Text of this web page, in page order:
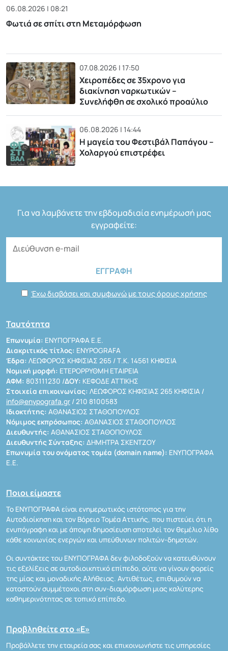
06.08.2026 | 08:21
Φωτιά σε σπίτι στη Μεταμόρφωση
07.08.2026 | 17:50
Χειροπέδες σε 35χρονο για
διακίνηση ναρκωτικών –
Συνελήφθη σε σχολικό προαύλιο
06.08.2026 | 14:44
Η μαγεία του Φεστιβάλ Παπάγου –
Χολαργού επιστρέφει
Για να λαμβάνετε την εβδομαδιαία ενημέρωσή μας
εγγραφείτε:
Έχω διαβάσει και συμφωνώ με τους όρους χρήσης
Ταυτότητα
Επωνυμία: ΕΝΥΠΟΓΡΑΦΑ Ε.Ε.
Διακριτικός τίτλος: ENYPOGRAFA
Έδρα: ΛΕΩΦΟΡΟΣ ΚΗΦΙΣΙΑΣ 265 / Τ.Κ. 14561 ΚΗΦΙΣΙΑ
Νομική μορφή: ΕΤΕΡΟΡΡΥΘΜΗ ΕΤΑΙΡΕΙΑ
ΑΦΜ: 803111230 /ΔΟΥ: ΚΕΦΟΔΕ ΑΤΤΙΚΗΣ
Στοιχεία επικοινωνίας: ΛΕΩΦΟΡΟΣ ΚΗΦΙΣΙΑΣ 265 ΚΗΦΙΣΙΑ /
info@enypografa.gr / 210 8100583
Ιδιοκτήτης: ΑΘΑΝΑΣΙΟΣ ΣΤΑΘΟΠΟΥΛΟΣ
Νόμιμος εκπρόσωπος: ΑΘΑΝΑΣΙΟΣ ΣΤΑΘΟΠΟΥΛΟΣ
Διευθυντής: ΑΘΑΝΑΣΙΟΣ ΣΤΑΘΟΠΟΥΛΟΣ
Διευθυντής Σύνταξης: ΔΗΜΗΤΡΑ ΣΚΕΝΤΖΟΥ
Επωνυμία του ονόματος τομέα (domain name): ΕΝΥΠΟΓΡΑΦΑ
Ε.Ε.
Ποιοι είμαστε
Το ΕΝΥΠΟΓΡΑΦΑ είναι ενημερωτικός ιστότοπος για την
Αυτοδιοίκηση και τον Βόρειο Τομέα Αττικής, που πιστεύει ότι η
ενυπόγραφη και με άποψη δημοσίευση αποτελεί τον θεμέλιο λίθο
κάθε κοινωνίας ενεργών και υπεύθυνων πολιτών-δημοτών.
Οι συντάκτες του ΕΝΥΠΟΓΡΑΦΑ δεν φιλοδοξούν να κατευθύνουν
τις εξελίξεις σε αυτοδιοικητικό επίπεδο, ούτε να γίνουν φορείς
της μίας και μοναδικής Αλήθειας. Αντιθέτως, επιθυμούν να
καταστούν συμμέτοχοι στη συν-διαμόρφωση μιας καλύτερης
καθημερινότητας σε τοπικό επίπεδο.
Προβληθείτε στο «Ε»
Προβάλλετε την εταιρεία σας και επικοινωνήστε τις υπηρεσίες